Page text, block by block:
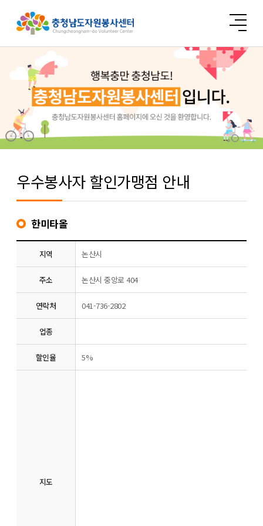
우수봉사자 할인가맹점 안내
한미타올
지역 논산시
주소 논산시 중앙로 404
연락처 041-736-2802
업종
할인율 5%
지도